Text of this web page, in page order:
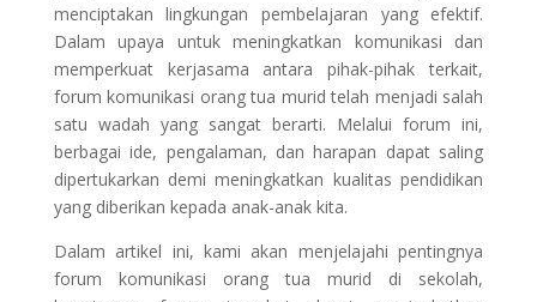
menciptakan lingkungan pembelajaran yang efektif.
Dalam upaya untuk meningkatkan komunikasi dan
memperkuat kerjasama antara pihak-pihak terkait,
forum komunikasi orang tua murid telah menjadi salah
satu wadah yang sangat berarti. Melalui forum ini,
berbagai ide, pengalaman, dan harapan dapat saling
dipertukarkan demi meningkatkan kualitas pendidikan
yang diberikan kepada anak-anak kita.
Dalam artikel ini, kami akan menjelajahi pentingnya
forum komunikasi orang tua murid di sekolah,